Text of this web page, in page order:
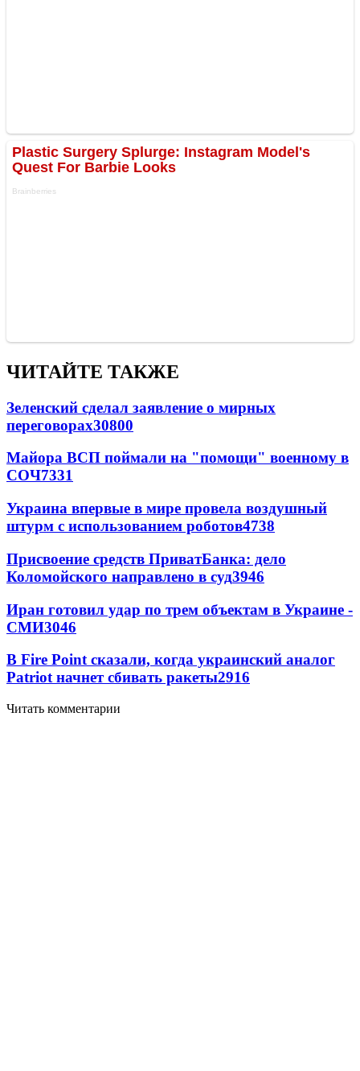
ЧИТАЙТЕ ТАКЖЕ
Зеленский сделал заявление о мирных
переговорах30800
Майора ВСП поймали на "помощи" военному в
СОЧ7331
Украина впервые в мире провела воздушный
штурм с использованием роботов4738
Присвоение средств ПриватБанка: дело
Коломойского направлено в суд3946
Иран готовил удар по трем объектам в Украине -
СМИ3046
В Fire Point сказали, когда украинский аналог
Patriot начнет сбивать ракеты2916
Читать комментарии